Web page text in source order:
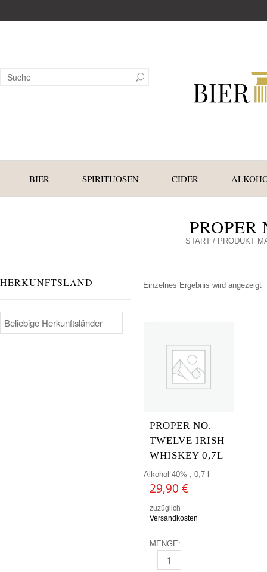
BIER SPIRITUOSEN CIDER
START/ PRODUKT
HERKUNFTSLAND Einzelnes Ergebnis wird angezeigt
PROPER NO.
TWELVE IRISH
WHISKEY 0,7L
Alkohol 40% , 0,7 l
29,90 €
zuzüglich
Versandkosten
MENGE:
PROPER NO. TWELVE IRISH